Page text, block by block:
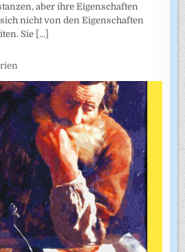
aber ihre Eigenschaften
nicht von den Eigenschaften
Sie [...]